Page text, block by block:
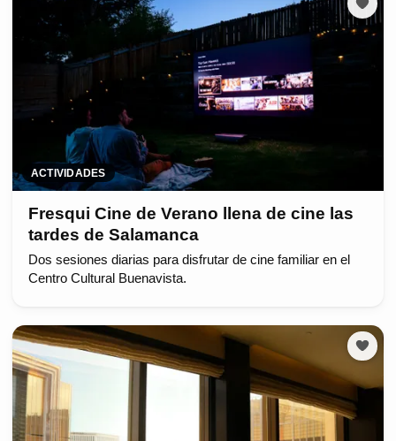
ACTIVIDADES
Fresqui Cine de Verano llena de cine las
tardes de Salamanca
Dos sesiones diarias para disfrutar de cine familiar en el
Centro Cultural Buenavista.